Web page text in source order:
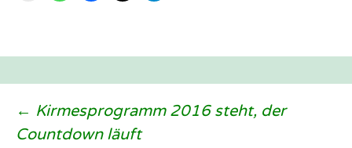
Beitragsnavigation
← Kirmesprogramm 2016 steht, der
Countdown läuft